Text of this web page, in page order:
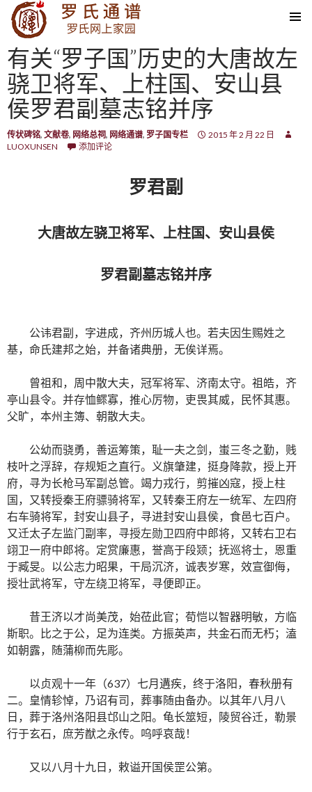
SKIP TO CONTENT
有关“罗子国”历史的大唐故左
骁卫将军、上柱国、安山县
侯罗君副墓志铭并序
传状碑铭, 文献卷, 网络总祠, 网络通谱, 罗子国专栏
2015 年 2 月 22 日
LUOXUNSEN
添加评论
罗君副
大唐故左骁卫将军、上柱国、安山县侯
罗君副墓志铭并序
公讳君副，字进成，齐州历城人也。若夫因生赐姓之
基，命氏建邦之始，并备诸典册，无俟详焉。
曾祖和，周中散大夫，冠军将军、济南太守。祖皓，齐
亭山县令。并存恤鳏寡，推心厉物，吏畏其威，民怀其惠。
父旷，本州主簿、朝散大夫。
公幼而骁勇，善运筹策，耻一夫之剑，蚩三冬之勤，贱
枝叶之浮辞，存规矩之直行。义旗肇建，挺身降款，授上开
府，寻为长枪马军副总管。竭力戎行，剪摧凶寇，授上柱
国，又转授秦王府骠骑将军，又转秦王府左一统军、左四府
右车骑将军，封安山县子，寻进封安山县侯，食邑七百户。
又迁太子左监门副率，寻授左勋卫四府中郎将，又转右卫右
翊卫一府中郎将。定赏廉惠，誉高于段颎；抚巡将士，恩重
于臧旻。以公志力昭果，干局沉济，诚表岁寒，效宣御侮，
授壮武将军，守左绕卫将军，寻便即正。
昔王济以才尚美茂，始莅此官；荀恺以智器明敏，方临
斯职。比之于公，足为连类。方振英声，共金石而无朽；溘
如朝露，随蒲柳而先彫。
以贞观十一年（637）七月遘疾，终于洛阳，春秋册有
二。皇情轸悼，乃诏有司，葬事随由备办。以其年八月八
日，葬于洛州洛阳县邙山之阳。龟长筮短，陵贸谷迁，勒景
行于玄石，庶芳猷之永传。呜呼哀哉！
又以八月十九日，敕谥开国侯罡公第。